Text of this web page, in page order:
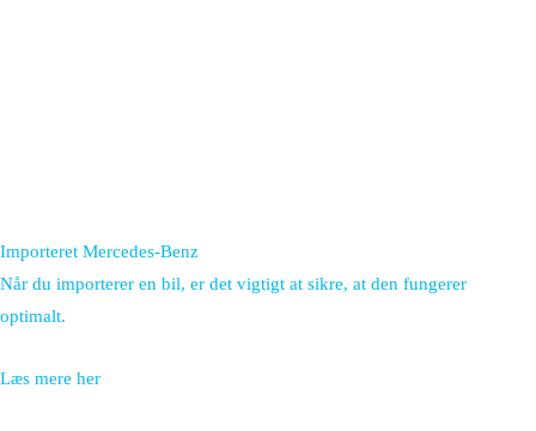
Importeret Mercedes-Benz
Når du importerer en bil, er det vigtigt at sikre, at den fungerer
optimalt.
Læs mere her